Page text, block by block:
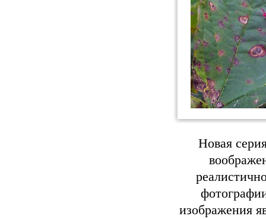
Новая
изображения